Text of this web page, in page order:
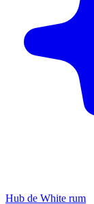
Hub de White rum